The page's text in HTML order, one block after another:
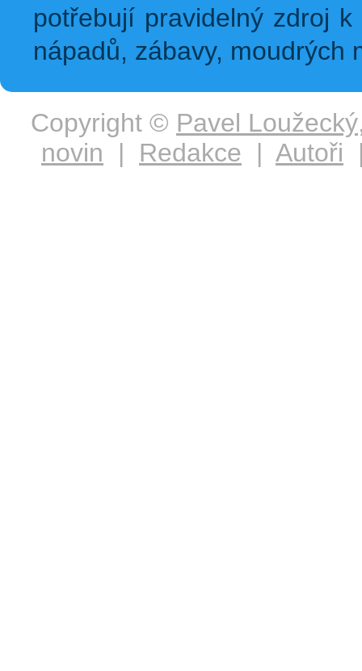
potřebují pravidelný zdroj
nápadů, zábavy, moudrých
Copyright © Pavel Loužecký
novin | Redakce | Autoři